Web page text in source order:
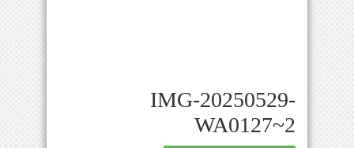
IMG-20250529-
WA0127~2